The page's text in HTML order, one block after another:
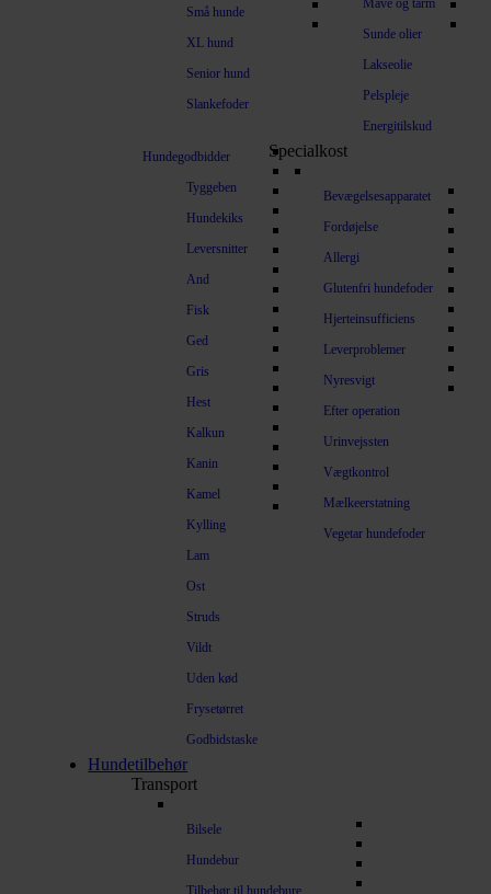
Små hunde
XL hund
Senior hund
Slankefoder
Mave og tarm
Sunde olier
Lakseolie
Pelspleje
Energitilskud
Hundegodbidder
Tyggeben
Hundekiks
Leversnitter
And
Fisk
Ged
Gris
Hest
Kalkun
Kanin
Kamel
Kylling
Lam
Ost
Struds
Vildt
Uden kød
Frysetørret
Godbidstaske
Specialkost
Bevægelsesapparatet
Fordøjelse
Allergi
Glutenfri hundefoder
Hjerteinsufficiens
Leverproblemer
Nyresvigt
Efter operation
Urinvejssten
Vægtkontrol
Mælkeerstatning
Vegetar hundefoder
Hundetilbehør
Transport
Bilsele
Hundebur
Tilbehør til hundebure